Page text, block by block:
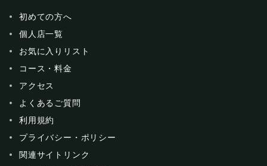
初めての方へ
個人店一覧
お気に入りリスト
コース・料金
アクセス
よくあるご質問
利用規約
プライバシー・ポリシー
関連サイトリンク